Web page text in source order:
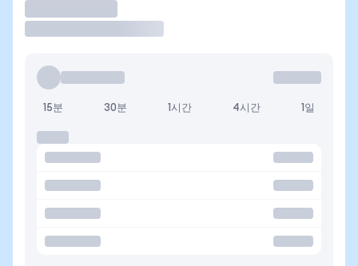
15분 30분 1시간 4시간 1일